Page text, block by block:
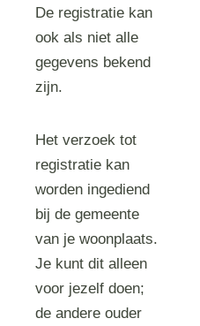
De registratie kan
ook als niet alle
gegevens bekend
zijn.
Het verzoek tot
registratie kan
worden ingediend
bij de gemeente
van je woonplaats.
Je kunt dit alleen
voor jezelf doen;
de andere ouder